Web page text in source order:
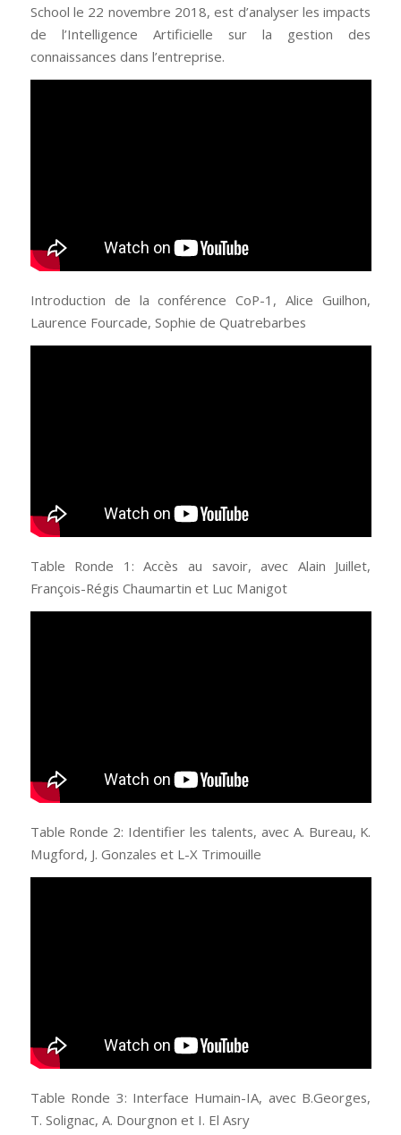
School le 22 novembre 2018, est d’analyser les impacts
de l’Intelligence Artificielle sur la gestion des
connaissances dans l’entreprise.
Introduction de la conférence CoP-1, Alice Guilhon,
Laurence Fourcade, Sophie de Quatrebarbes
Table Ronde 1: Accès au savoir, avec Alain Juillet,
François-Régis Chaumartin et Luc Manigot
Table Ronde 2: Identifier les talents, avec A. Bureau, K.
Mugford, J. Gonzales et L-X Trimouille
Table Ronde 3: Interface Humain-IA, avec B.Georges,
T. Solignac, A. Dourgnon et I. El Asry